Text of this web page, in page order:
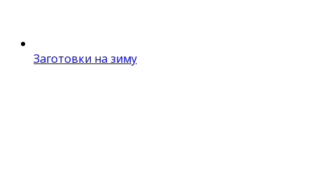
Заготовки на зиму